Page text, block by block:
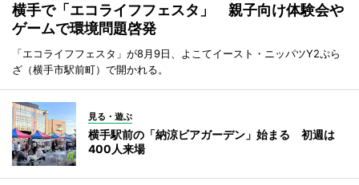
横手で「エコライフフェスタ」 親子向け体験会や
ゲームで環境問題啓発
「エコライフフェスタ」が8月9日、よこてイースト・ニッパツY2ぷら
ざ（横手市駅前町）で開かれる。
見る・遊ぶ
横手駅前の「納涼ビアガーデン」始まる 初週は
400人来場